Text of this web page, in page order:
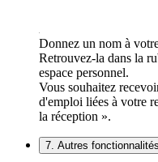
Donnez un nom à
Retrouvez-la dans la
espace personnel.
Vous souhaitez
d'emploi liées à votre
la réception ».
7. Autres fonctionnalités